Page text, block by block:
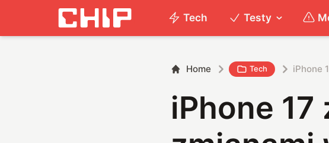
Tech Testy
Home Tech iPhone
iPhone